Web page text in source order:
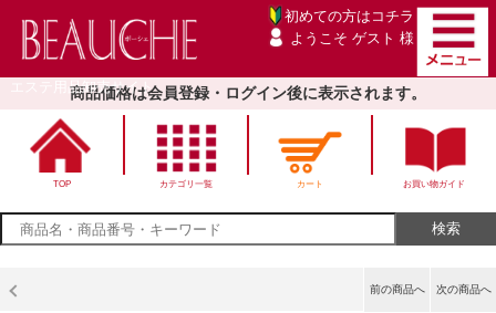
エステ用品卸売サイト
初めての方は コチラ
ようこそ ゲスト 様
商品価格は会員登録・ログイン後に表示されます。
TOP カテゴリ一覧 カート お買い物ガイド
次の商品へ
前の商品へ